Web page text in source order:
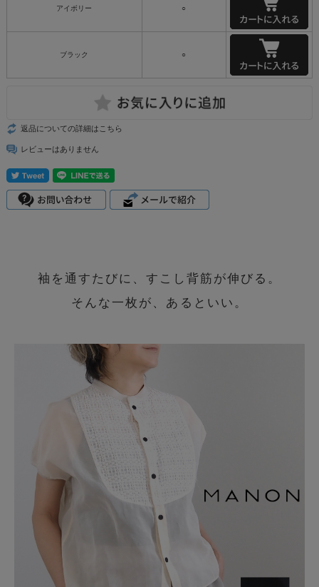
アイボリー ○
ブラック ○
返品についての詳細はこちら
レビューはありません
袖を通すたびに、すこし背筋が伸びる。
そんな一枚が、あるといい。